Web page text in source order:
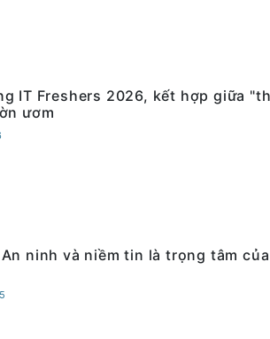
IT Freshers 2026, kết hợp giữa
ươm
ninh và niềm tin là trọng tâm